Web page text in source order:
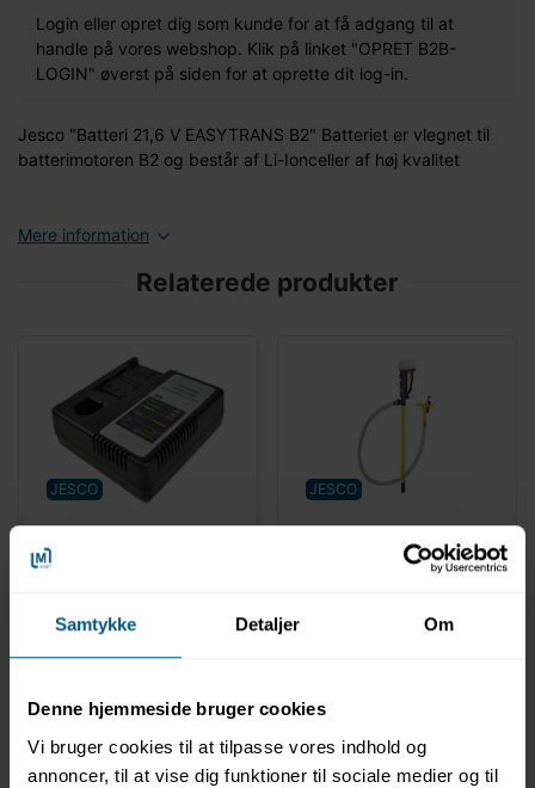
Samtykke Detaljer Om
Denne hjemmeside bruger cookies
Vi bruger cookies til at tilpasse vores indhold og
annoncer, til at vise dig funktioner til sociale medier og til
Login eller opret dig som kunde for at få adgang til at
handle på vores webshop. Klik på linket "OPRET B2B-
LOGIN" øverst på siden for at oprette dit log-in.
Jesco "Batteri 21,6 V EASYTRANS B2" Batteriet er vlegnet til
batterimotoren B2 og består af Li-Ionceller af høj kvalitet
Mere information
Relaterede produkter
JESCO
050490000012
Ladeapperat 21,6 V |
EASYTRANS B2 | Jesco
JESCO
05049000001
Batteridreven |
Fadpumpe | Easytrans